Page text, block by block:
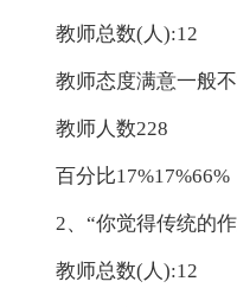
教师总数(人):12
教师态度满意一般
教师人数228
百分比17%17%66%
2、“你觉得传统的
教师总数(人):12